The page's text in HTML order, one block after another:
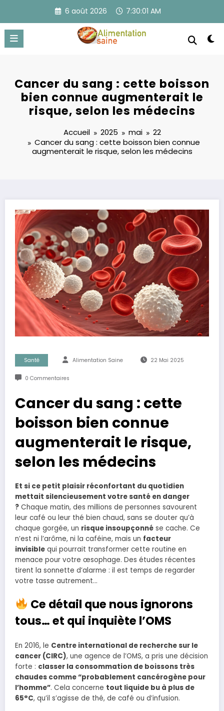
contenu
6 août 2026 7:30:02 AM
Cancer du sang : cette boisson
bien connue augmenterait le
risque, selon les médecins
Accueil 2025 mai
22
Cancer du sang : cette boisson bien connue
augmenterait le risque, selon les médecins
Santé Alimentation Saine 22 Mai 2025
0 Commentaires
Cancer du sang : cette
boisson bien connue
augmenterait le risque,
selon les médecins
Et si ce petit plaisir réconfortant du quotidien
mettait silencieusement votre santé en danger
? Chaque matin, des millions de personnes savourent
leur café ou leur thé bien chaud, sans se douter qu’à
chaque gorgée, un risque insoupçonné se cache. Ce
n’est ni l’arôme, ni la caféine, mais un facteur
invisible qui pourrait transformer cette routine en
menace pour votre œsophage. Des études récentes
tirent la sonnette d’alarme : il est temps de regarder
votre tasse autrement…
Ce détail que nous ignorons
tous… et qui inquiète l’OMS
En 2016, le Centre international de recherche sur le
cancer (CIRC), une agence de l’OMS, a pris une décision
forte : classer la consommation de boissons très
chaudes comme “probablement cancérogène pour
l’homme”. Cela concerne tout liquide bu à plus de
65°C, qu’il s’agisse de thé, de café ou d’infusion.